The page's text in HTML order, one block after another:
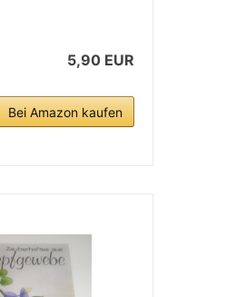
5,90 EUR
Bei Amazon kaufen